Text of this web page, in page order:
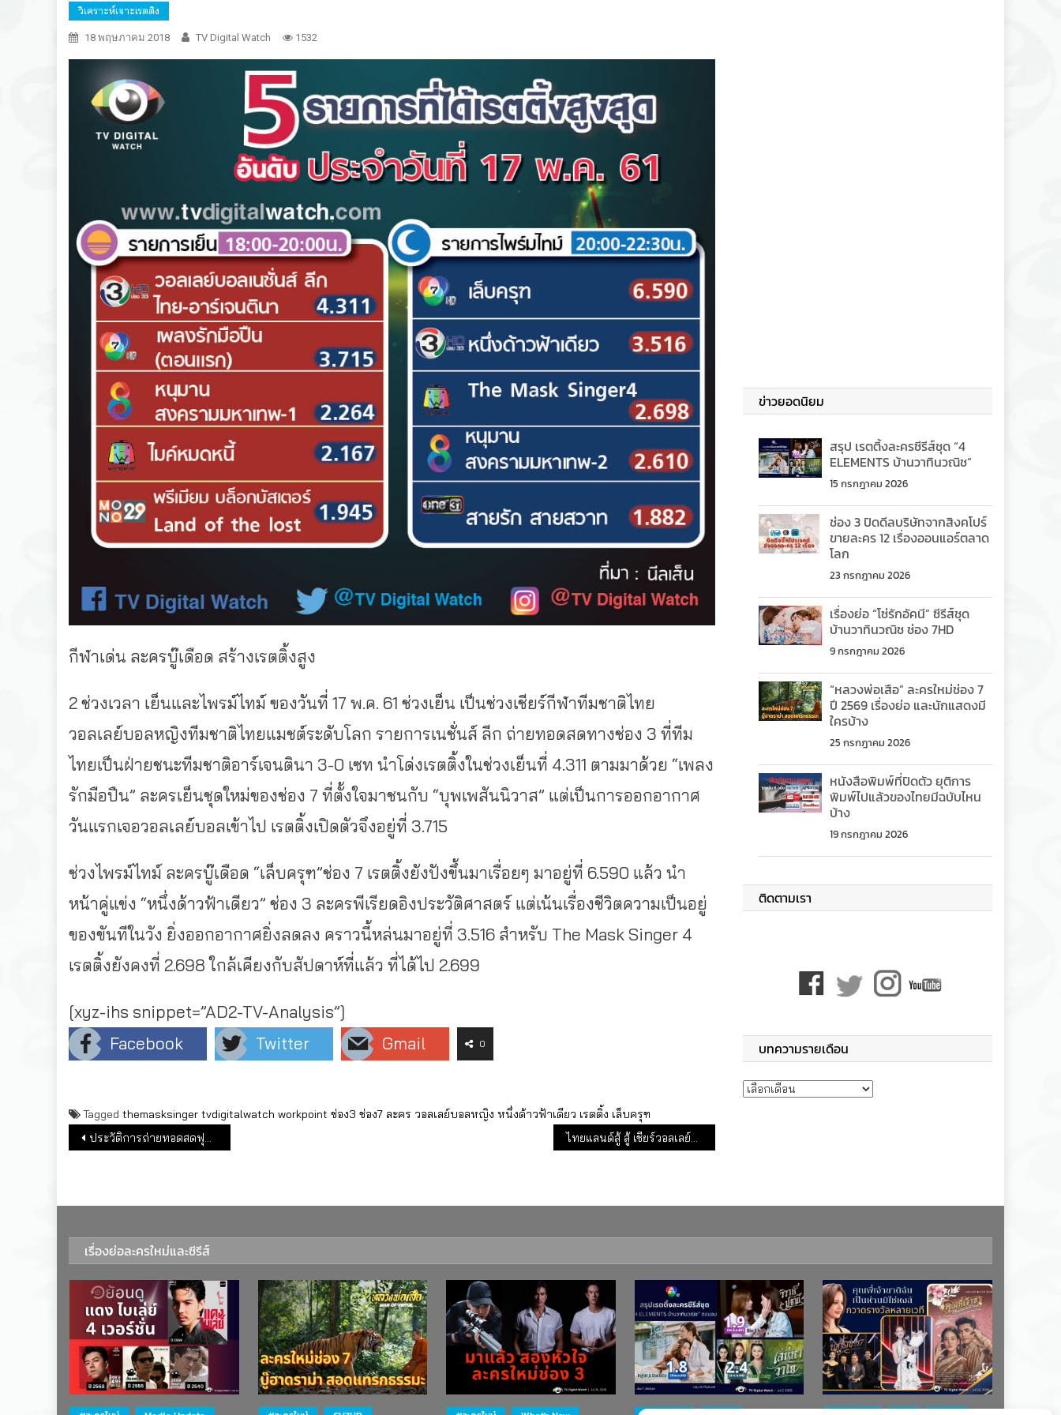
วิเคราะห์เจาะเรตติง
18 พฤษภาคม 2018 TV Digital Watch 1532
กีฬาเด่น ละครบู๊เดือด สร้างเรตติ้งสูง
2 ช่วงเวลา เย็นและไพรม์ไทม์ ของวันที่ 17 พ.ค. 61 ช่วงเย็น เป็นช่วงเชียร์กีฬาทีมชาติไทย
วอลเลย์บอลหญิงทีมชาติไทยแมชต์ระดับโลก รายการเนชั่นส์ ลีก ถ่ายทอดสดทางช่อง 3 ที่ทีม
ไทยเป็นฝ่ายชนะทีมชาติอาร์เจนตินา 3-0 เซท นำโด่งเรตติ้งในช่วงเย็นที่ 4.311 ตามมาด้วย “เพลง
รักมือปืน” ละครเย็นชุดใหม่ของช่อง 7 ที่ตั้งใจมาชนกับ “บุพเพสันนิวาส” แต่เป็นการออกอากาศ
วันแรกเจอวอลเลย์บอลเข้าไป เรตติ้งเปิดตัวจึงอยู่ที่ 3.715
ช่วงไพรม์ไทม์ ละครบู๊เดือด “เล็บครุฑ”ช่อง 7 เรตติ้งยังปังขึ้นมาเรื่อยๆ มาอยู่ที่ 6.590 แล้ว นำ
หน้าคู่แข่ง “หนึ่งด้าวฟ้าเดียว” ช่อง 3 ละครพีเรียดอิงประวัติศาสตร์ แต่เน้นเรื่องชีวิตความเป็นอยู่
ของขันทีในวัง ยิ่งออกอากาศยิ่งลดลง คราวนี้หล่นมาอยู่ที่ 3.516 สำหรับ The Mask Singer 4
เรตติ้งยังคงที่ 2.698 ใกล้เคียงกับสัปดาห์ที่แล้ว ที่ได้ไป 2.699
[xyz-ihs snippet=”AD2-TV-Analysis”]
Facebook
Twitter Gmail 0
Tagged themasksinger tvdigitalwatch workpoint ช่อง3 ช่อง7 ละคร วอลเลย์บอลหญิง หนึ่งด้าวฟ้าเดียว เรตติ้ง เล็บครุฑ
แนะแนวเรื่อง
ประวัติการถ่ายทอดสดฟุตบอลโลกในไทย ไทยแลนด์สู้ สู้ เชียร์วอลเลย์บอลหญิงทีมชาติไทย เรตติ้งปัง
ข่าวยอดนิยม
สรุป เรตติ้งละครซีรีส์ชุด “4
ELEMENTS บ้านวาทินวณิช”
15 กรกฎาคม 2026
ช่อง 3 ปิดดีลบริษัทจากสิงคโปร์
ขายละคร 12 เรื่องออนแอร์ตลาด
โลก
23 กรกฎาคม 2026
เรื่องย่อ “โซ่รักอัคนี” ซีรีส์ชุด
บ้านวาทินวณิช ช่อง 7HD
9 กรกฎาคม 2026
“หลวงพ่อเสือ” ละครใหม่ช่อง 7
ปี 2569 เรื่องย่อ และนักแสดงมี
ใครบ้าง
25 กรกฎาคม 2026
หนังสือพิมพ์ที่ปิดตัว ยุติการ
พิมพ์ไปแล้วของไทยมีฉบับไหน
บ้าง
19 กรกฎาคม 2026
ติดตามเรา
บทความรายเดือน
บทความรายเดือน
เรื่องย่อละครใหม่และซีรีส์